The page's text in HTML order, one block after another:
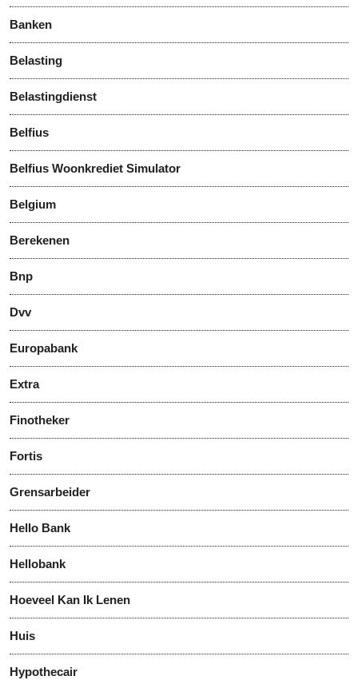
Banken
Belasting
Belastingdienst
Belfius
Belfius Woonkrediet Simulator
Belgium
Berekenen
Bnp
Dvv
Europabank
Extra
Finotheker
Fortis
Grensarbeider
Hello Bank
Hellobank
Hoeveel Kan Ik Lenen
Huis
Hypothecair